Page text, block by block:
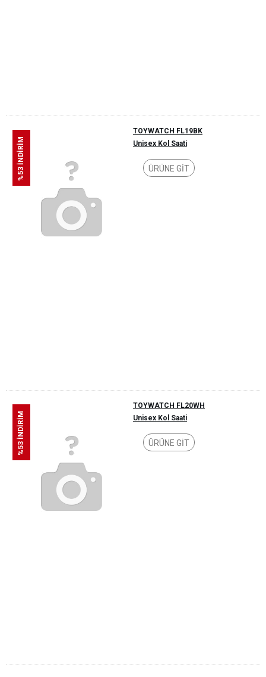
%53 İNDİRİM
TOYWATCH FL19BK
Unisex Kol Saati
ÜRÜNE GİT
%53 İNDİRİM
TOYWATCH FL20WH
Unisex Kol Saati
ÜRÜNE GİT